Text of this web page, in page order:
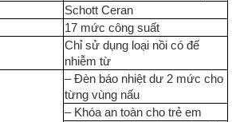
Schott Ceran
17 mức công suất
Chỉ sử dụng loại nồi có đế
nhiễm từ
– Đèn báo nhiệt dư 2 mức cho
từng vùng nấu
– Khóa an toàn cho trẻ em